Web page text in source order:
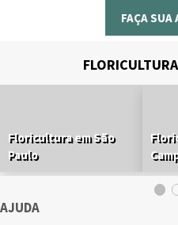
FAÇA SUA
Floricultura em São
Paulo
AJUDA